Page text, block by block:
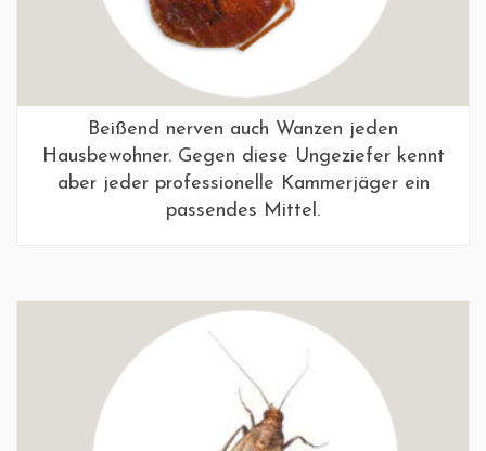
Beißend nerven auch Wanzen jeden
Hausbewohner. Gegen diese Ungeziefer kennt
aber jeder professionelle Kammerjäger ein
passendes Mittel.